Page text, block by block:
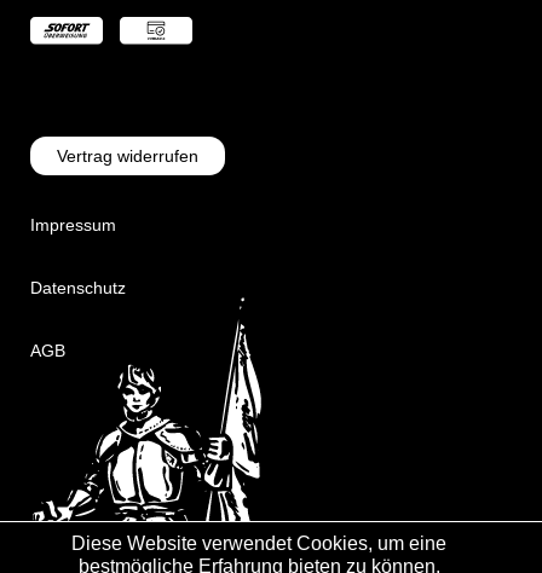
Vertrag widerrufen
Impressum
Datenschutz
AGB
Diese Website verwendet Cookies, um eine
bestmögliche Erfahrung bieten zu können.